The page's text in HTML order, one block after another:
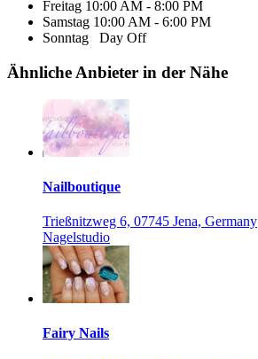
Freitag 10:00 AM - 8:00 PM
Samstag 10:00 AM - 6:00 PM
Sonntag Day Off
Ähnliche Anbieter in der Nähe
Nailboutique
Trießnitzweg 6, 07745 Jena, Germany
Nagelstudio
Fairy Nails